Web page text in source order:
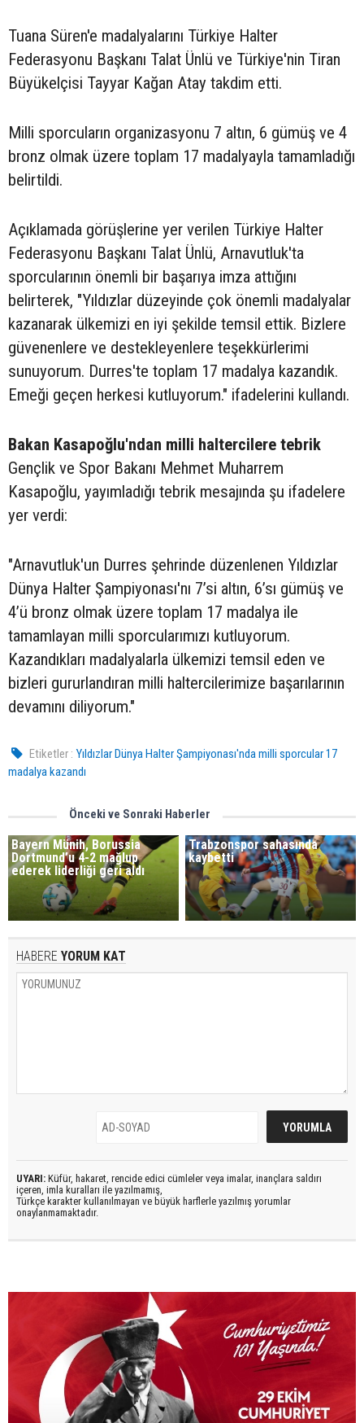
Tuana Süren'e madalyalarını Türkiye Halter
Federasyonu Başkanı Talat Ünlü ve Türkiye'nin Tiran
Büyükelçisi Tayyar Kağan Atay takdim etti.
Milli sporcuların organizasyonu 7 altın, 6 gümüş ve 4
bronz olmak üzere toplam 17 madalyayla tamamladığı
belirtildi.
Açıklamada görüşlerine yer verilen Türkiye Halter
Federasyonu Başkanı Talat Ünlü, Arnavutluk'ta
sporcularının önemli bir başarıya imza attığını
belirterek, "Yıldızlar düzeyinde çok önemli madalyalar
kazanarak ülkemizi en iyi şekilde temsil ettik. Bizlere
güvenenlere ve destekleyenlere teşekkürlerimi
sunuyorum. Durres'te toplam 17 madalya kazandık.
Emeği geçen herkesi kutluyorum." ifadelerini kullandı.
Bakan Kasapoğlu'ndan milli haltercilere tebrik
Gençlik ve Spor Bakanı Mehmet Muharrem
Kasapoğlu, yayımladığı tebrik mesajında şu ifadelere
yer verdi:
"Arnavutluk'un Durres şehrinde düzenlenen Yıldızlar
Dünya Halter Şampiyonası'nı 7’si altın, 6’sı gümüş ve
4’ü bronz olmak üzere toplam 17 madalya ile
tamamlayan milli sporcularımızı kutluyorum.
Kazandıkları madalyalarla ülkemizi temsil eden ve
bizleri gururlandıran milli haltercilerimize başarılarının
devamını diliyorum."
Etiketler : Yıldızlar Dünya Halter Şampiyonası'nda milli sporcular 17
madalya kazandı
Önceki ve Sonraki Haberler
Bayern Münih, Borussia
Dortmund’u 4-2 mağlup
ederek liderliği geri aldı
Trabzonspor sahasında
kaybetti
HABERE YORUM KAT
UYARI: Küfür, hakaret, rencide edici cümleler veya imalar, inançlara saldırı
içeren, imla kuralları ile yazılmamış,
Türkçe karakter kullanılmayan ve büyük harflerle yazılmış yorumlar
onaylanmamaktadır.